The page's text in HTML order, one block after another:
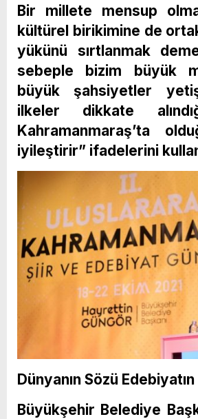
Bir millete mensup
kültürel birikimine de
yükünü sırtlanmak
sebeple bizim büyük
büyük şahsiyetler
ilkeler dikkate
Kahramanmaraş’ta
iyileştirir” ifadelerini
Dünyanın Sözü
Büyükşehir Belediye